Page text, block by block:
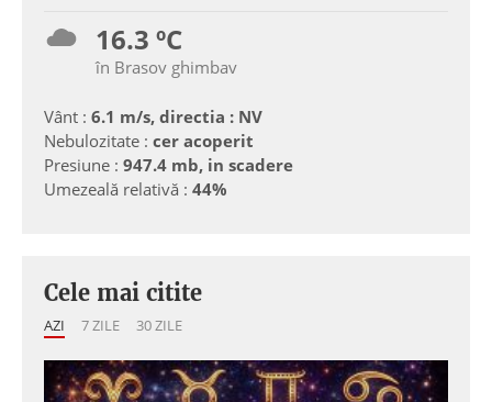
16.3 ºC
în Brasov ghimbav
Vânt : 6.1 m/s, directia : NV
Nebulozitate : cer acoperit
Presiune : 947.4 mb, in scadere
Umezeală relativă : 44%
Cele mai citite
AZI 7 ZILE 30 ZILE